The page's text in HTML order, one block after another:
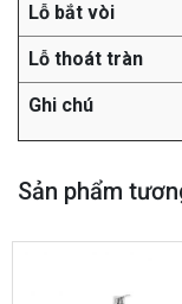
Lỗ bắt vòi
Lỗ thoát tràn
Ghi chú
Sản phẩm